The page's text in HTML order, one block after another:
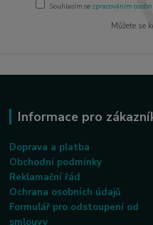
Souhlasím se zpracováním
Můžete se
Informace pro
Doprava a platba
Obchodní podmínky
Reklamační řád
Ochrana osobních údajů
Formulář pro odstoupení od
smlouvy